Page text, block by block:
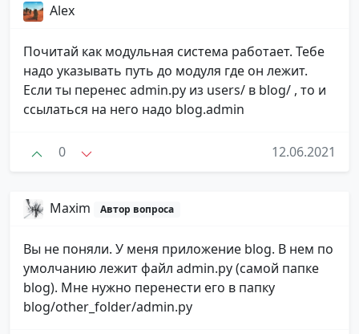
Alex
Почитай как модульная система работает. Тебе
надо указывать путь до модуля где он лежит.
Если ты перенес admin.py из users/ в blog/ , то и
ссылаться на него надо blog.admin
0 12.06.2021
Maxim Автор вопроса
Вы не поняли. У меня приложение blog. В нем по
умолчанию лежит файл admin.py (самой папке
blog). Мне нужно перенести его в папку
blog/other_folder/admin.py